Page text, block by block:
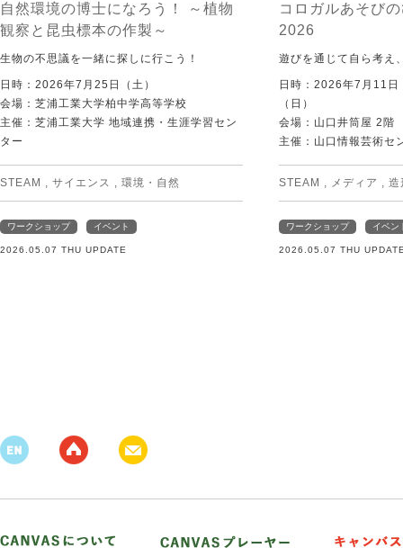
自然環境の博士になろう！ ～植物
観察と昆虫標本の作製～
生物の不思議を一緒に探しに行こう！
日時：2026年7月25日（土）
会場：芝浦工業大学柏中学高等学校
主催：芝浦工業大学 地域連携・生涯学習セン
ター
STEAM , サイエンス , 環境・自然
ワークショップ イベント
2026.05.07 THU UPDATE
コロガルあそび
2026
遊びを通じて自ら考え
日時：2026年7月11
（日）
会場：山口井筒屋 2階
主催：山口情報芸術セ
STEAM , メディア , 造
ワークショップ イベン
2026.05.07 THU